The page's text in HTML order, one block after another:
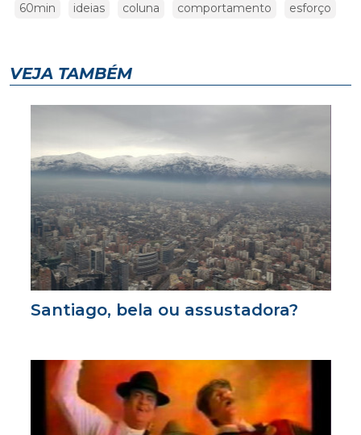
60min
ideias coluna comportamento esforço
VEJA TAMBÉM
Santiago, bela ou assustadora?